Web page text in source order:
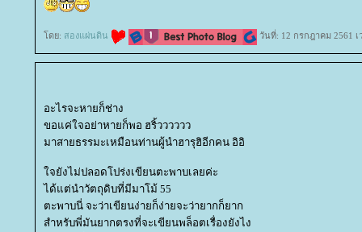
ดย: สองแผ่นดิน วันที่: 12 กรกฎาคม 2561 เ
อะไรจะหายก็ช่าง
ขอแค่ใจอย่าหายก็พอ ฮริ้วววววว
มาสายธรรมะเหมือนท่านผู้นำฮารุฮิอีกคน อิอิ
จยังไม่ปลอดโปร่งเขียนตะพาบเลยค่ะ
ได้แต่นำวัตถุดิบที่มีมาโม้ 55
ตะพาบนี่ จะว่าเขียนง่ายก็ง่ายจะว่ายากก็ยาก
สำหรับพี่มันยากตรงที่จะเขียนพล็อตเรื่องยังไง